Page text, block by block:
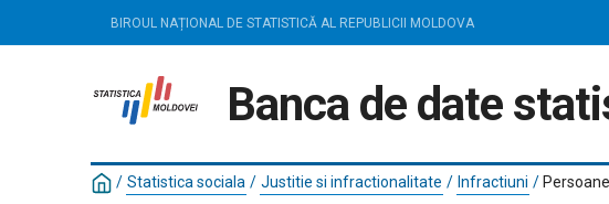
BIROUL NAȚIONAL DE STATISTICĂ AL REPUBLICII MOLDOVA
Banca de date
/ Statistica sociala / Justitie si infractionalitate / Infractiuni /